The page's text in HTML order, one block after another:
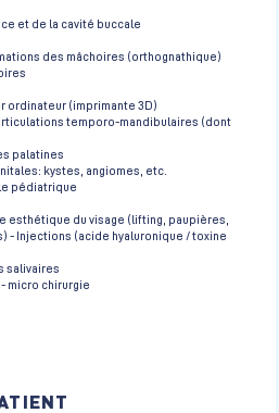
et de la cavité buccale
des mâchoires (orthognathique)
ordinateur (imprimante 3D)
temporo-mandibulaires (dont
palatines
kystes, angiomes, etc.
pédiatrique
esthétique du visage (lifting, paupières,
- Injections (acide hyaluronique / toxine
salivaires
micro chirurgie